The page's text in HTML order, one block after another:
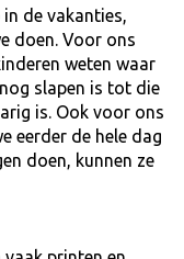
de vakanties,
doen. Voor ons
weten waar
slapen is tot die
is. Ook voor ons
eerder de hele dag
doen, kunnen ze